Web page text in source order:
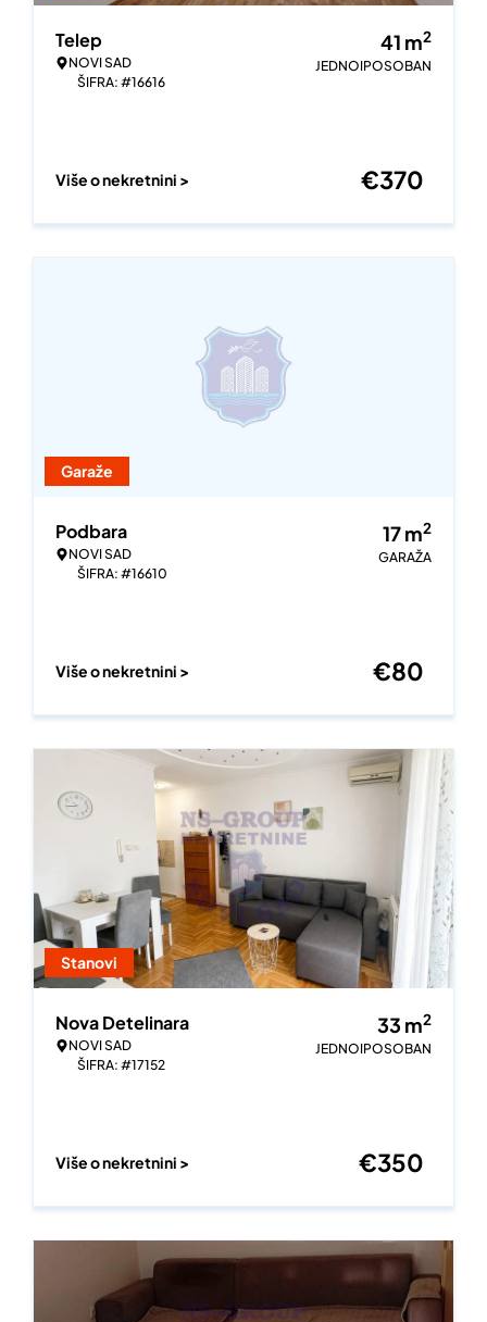
Telep
NOVI SAD
ŠIFRA: #16616
41 m2
JEDNOIPOSOBAN
Više o nekretnini > €370
Garaže
Podbara
NOVI SAD
ŠIFRA: #16610
17m2
GARAŽA
Više o nekretnini > €80
Stanovi
Nova Detelinara
NOVI SAD
ŠIFRA: #17152
33 m2
JEDNOIPOSOBAN
Više o nekretnini > €350